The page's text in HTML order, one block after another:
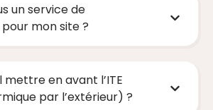
un service de
mon site ?
en avant l’ITE
par l’extérieur) ?